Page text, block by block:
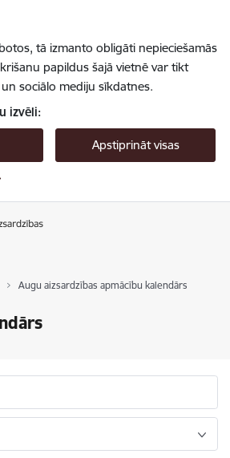
tā izmanto obligāti nepieciešamās
papildus šajā vietnē var tikt
sociālo mediju sīkdatnes.
izvēli:
Apstiprināt visas
Augu aizsardzības apmācību kalendārs